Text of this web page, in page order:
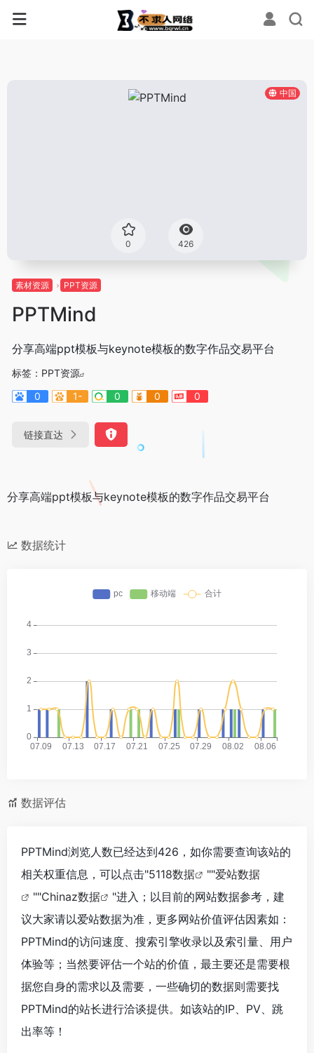
中国
0 426
素材资源 PPT资源
PPTMind
分享高端ppt模板与keynote模板的数字作品交易平台
标签： PPT资源
0
1- 0 0 0
链接直达
分享高端ppt模板与keynote模板的数字作品交易平台
数据统计
数据评估
PPTMind浏览人数已经达到426，如你需要查询该站的
相关权重信息，可以点击"5118数据 ""爱站数据
""Chinaz数据
"进入；以目前的网站数据参考，建
议大家请以爱站数据为准，更多网站价值评估因素如：
PPTMind的访问速度、搜索引擎收录以及索引量、用户
体验等；当然要评估一个站的价值，最主要还是需要根
据您自身的需求以及需要，一些确切的数据则需要找
PPTMind的站长进行洽谈提供。如该站的IP、PV、跳
出率等！